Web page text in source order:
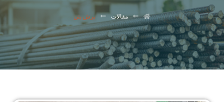
مقالات برش بتن